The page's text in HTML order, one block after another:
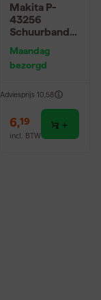
Makita P-
43256
Schuurband
x 533mm (5st)
Maandag
bezorgd
Adviesprijs 10,58
6,19
incl. BTW